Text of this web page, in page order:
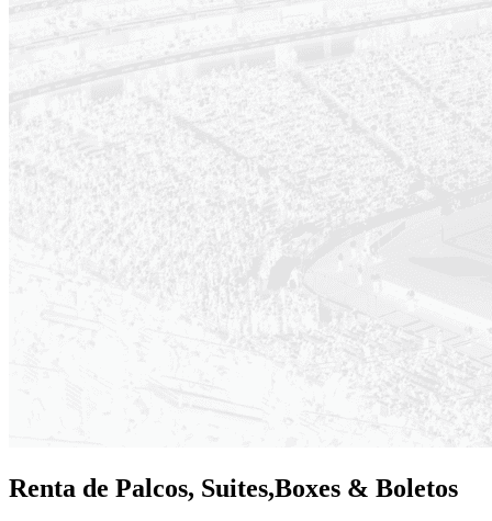
Renta de Palcos, Suites,Boxes & Boletos